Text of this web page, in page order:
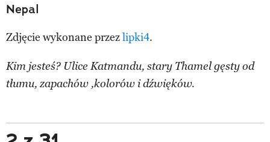
Nepal
Zdjęcie wykonane przezlipki4.
Kim jesteś? Ulice Katmandu, stary Thamel gęsty od
tłumu, zapachów ,kolorów i dźwięków.